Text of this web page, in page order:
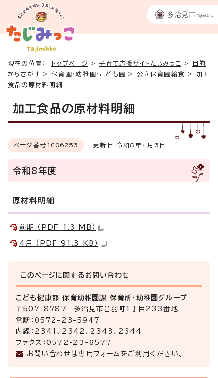
現在の位置： トップページ >子育て応援サイトたじみっこ >
目的
からさがす > 保育園・幼稚園・こども園 > 公立保育園給食 >
加工
食品の原材料明細
加工食品の原材料明細
ページ番号 1006253 更新日 令和8年4月3日
令和8年度
原材料明細
前期 （PDF 1.3 MB）
4月 （PDF 91.3 KB）
このページに関する お問い合わせ
こども健康部 保育幼稚園課 保育所・幼稚園グループ
〒507-8787 多治見市音羽町1丁目233番地
電話：0572-23-5947
内線：2341、2342、2343、2344
ファクス：0572-23-8577
お問い合わせは専用フォームをご利用ください。